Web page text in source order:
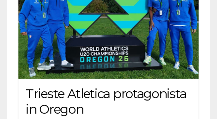
Trieste Atletica protagonista
in Oregon